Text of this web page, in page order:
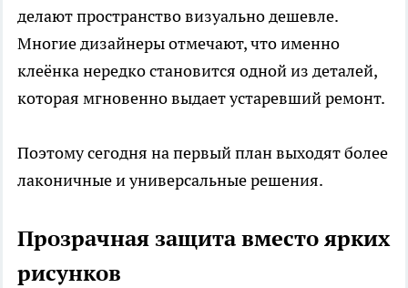
делают пространство визуально дешевле.
Многие дизайнеры отмечают, что именно
клеёнка нередко становится одной из деталей,
которая мгновенно выдает устаревший ремонт.
Поэтому сегодня на первый план выходят более
лаконичные и универсальные решения.
Прозрачная защита вместо ярких
рисунков